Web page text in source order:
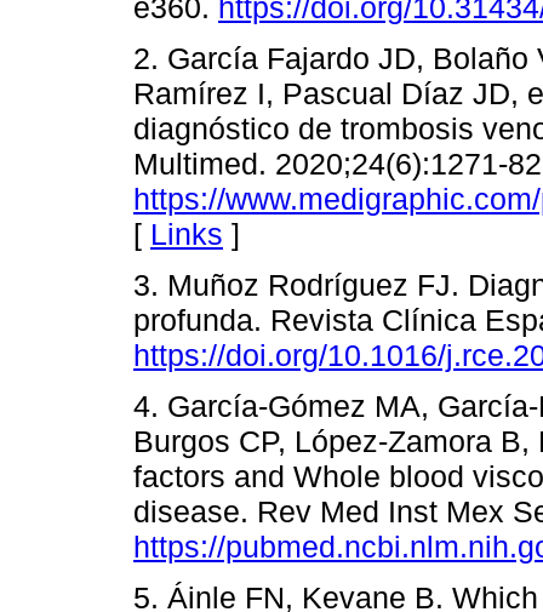
2. García Fajardo JD, Bolaño
Ramírez I, Pascual Díaz JD,
diagnóstico de trombosis
Multimed. 2020;24(6):1271-
https://
[ Links ]
3. Muñoz Rodríguez FJ.
profunda. Revista Clínica
https://doi.org/10.1016/
4. García-Gómez MA,
Burgos CP, López-Zamora
factors and Whole blood
disease. Rev Med Inst Mex
https://
5. Áinle FN, Kevane B.